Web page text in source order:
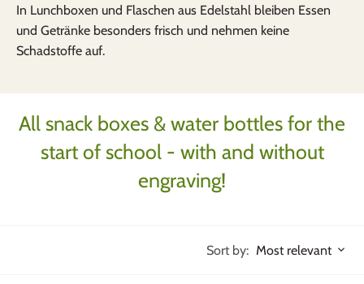
In Lunchboxen und Flaschen aus Edelstahl bleiben Essen
und Getränke besonders frisch und nehmen keine
Schadstoffe auf.
All snack boxes & water bottles for the
start of school - with and without
engraving!
Sort by: Most relevant